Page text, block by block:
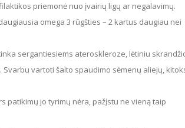
omega 3 rūgšties – 2 kartus daugiau nei
vartoti šalto spaudimo sėmenų aliejų,